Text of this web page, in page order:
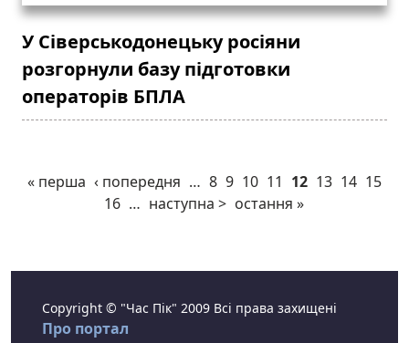
У Сіверськодонецьку росіяни
розгорнули базу підготовки
операторів БПЛА
« перша ‹ попередня … 8 9 10 11 12 13 14 15
16 … наступна > остання »
Copyright © "Час Пік" 2009 Всі права захищені
Про портал